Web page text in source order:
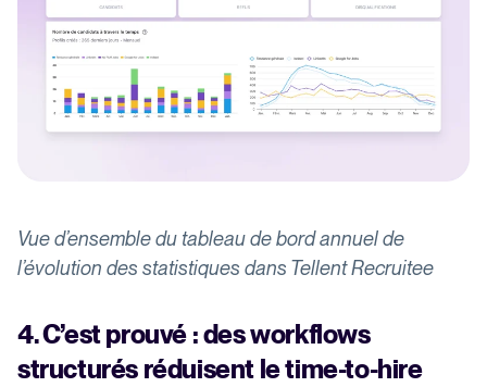
Vue d’ensemble du tableau de bord annuel de
l’évolution des statistiques dans Tellent Recruitee
4. C’est prouvé : des workflows
structurés réduisent le time-to-hire